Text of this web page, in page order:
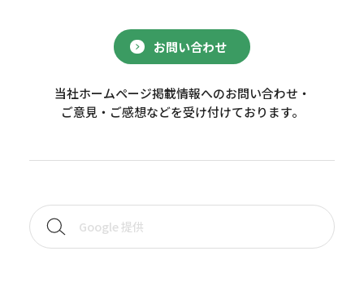
お問い合わせ
当社ホームページ掲載情報へのお問い合わせ・
ご意見・ご感想などを受け付けております。